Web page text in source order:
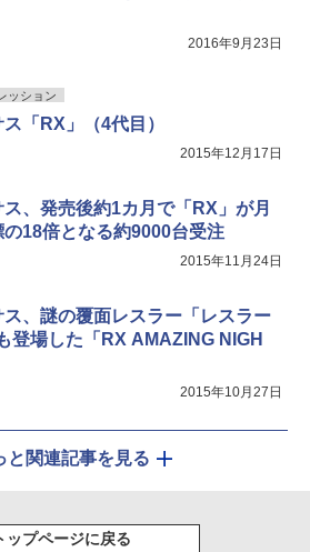
2016年9月23日
ッション
「RX」（4代目）
2015年12月17日
ス、発売後約1カ月で「RX」が月
の18倍となる約9000台受注
2015年11月24日
ス、謎の覆面レスラー「レスラー
登場した「RX AMAZING NIGH
2015年10月27日
と関連記事を見る
ップページに戻る